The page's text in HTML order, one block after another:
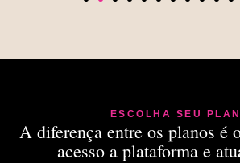
ESCOLHA SEU
A diferença entre os planos é
acesso a plataforma e